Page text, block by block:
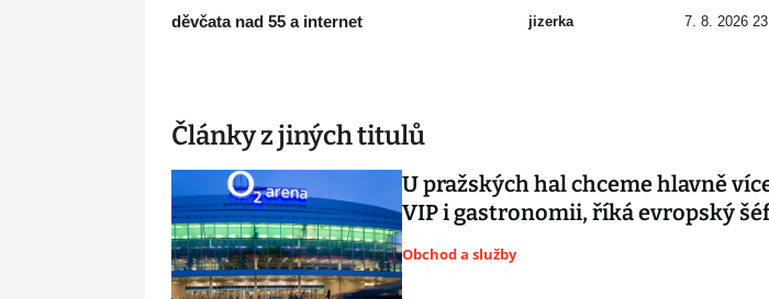
děvčata nad 55 a internet jizerka 7. 8. 2026
Články z jiných titulů
U pražských hal chceme hlavně
VIP i gastronomii, říká evropský
Obchod a služby